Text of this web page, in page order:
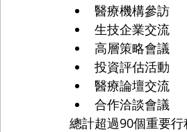
醫療機構參訪
生技企業交流
高層策略會議
投資評估活動
醫療論壇交流
合作洽談會議
總計超過90個重要行